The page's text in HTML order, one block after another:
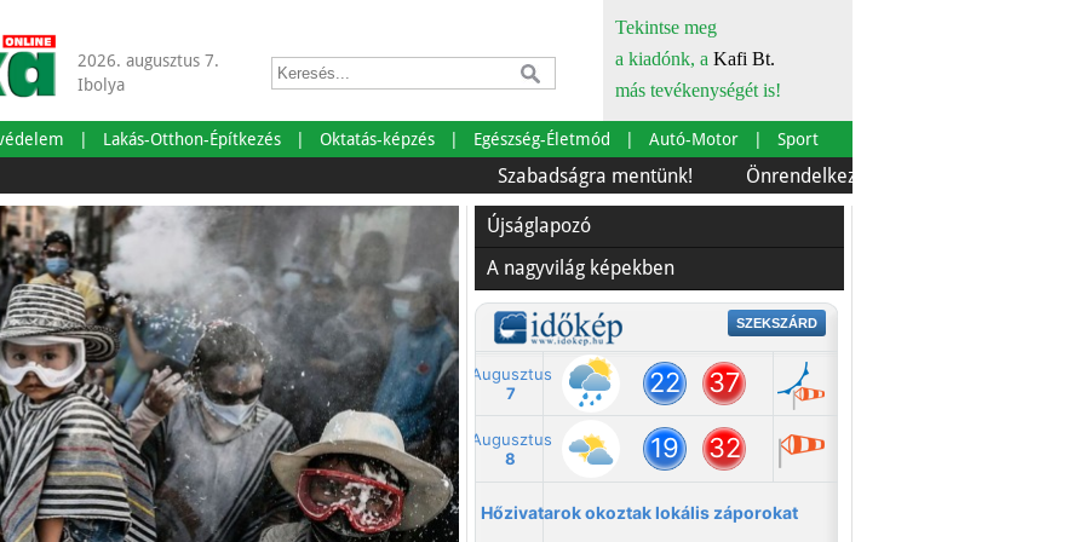
2026. augusztus 7.
Ibolya
Tekintse meg
a kiadónk, a Kafi Bt.
más tevékenységét is!
Lakás-Otthon-Építkezés Oktatás-képzés Egészség-Életmód Autó-Motor Sport
Szabadságra mentünk! Önrendelkezés és szürkebarát
Újságlapozó
A nagyvilág képekben